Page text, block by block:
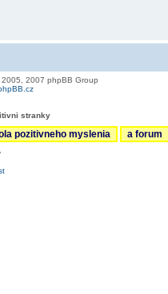
2007 phpBB Group
stranky
pozitivneho myslenia a forum